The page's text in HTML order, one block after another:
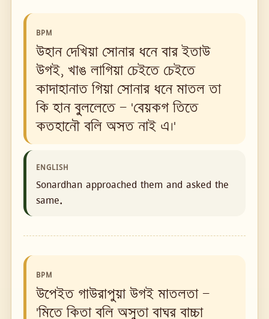
BPM
উহান দেখিয়া সোনার ধনে বার ইতাউ
উগই, খাঙ লাগিয়া চেইতে চেইতে
কাদাহানাত গিয়া সোনার ধনে মাতল তা
কি হান বু্ললেতে — 'বেয়কগ তিতে
কতহানৌ বলি অসত নাই এ।'
ENGLISH
Sonardhan approached them and asked the
same.
BPM
উপেইত গাউরাপুয়া উগই মাতলতা —
'মিতে কিতা বলি অসুতা বাঘর বাচ্চা